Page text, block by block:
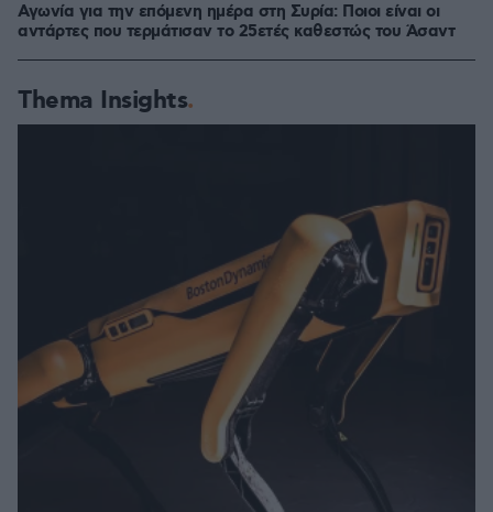
Αγωνία για την επόμενη ημέρα στη Συρία: Ποιοι είναι οι
αντάρτες που τερμάτισαν το 25ετές καθεστώς του Άσαντ
Thema Insights